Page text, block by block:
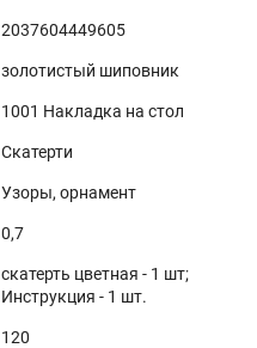
2037604449605
золотистый шиповник
1001 Накладка на стол
Скатерти
Узоры, орнамент
0,7
скатерть цветная - 1 шт;
Инструкция - 1 шт.
120